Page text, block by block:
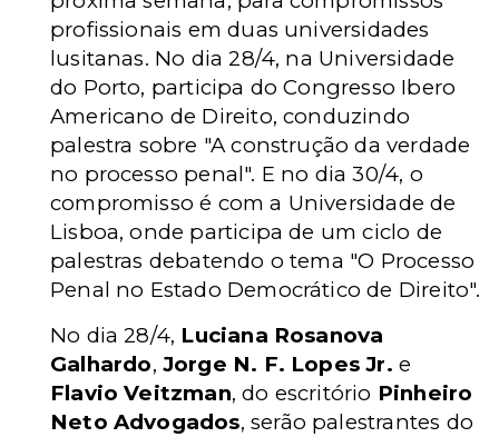
profissionais em duas universidades
lusitanas. No dia 28/4, na Universidade
do Porto, participa do Congresso Ibero
Americano de Direito, conduzindo
palestra sobre "A construção da verdade
no processo penal". E no dia 30/4, o
compromisso é com a Universidade de
Lisboa, onde participa de um ciclo de
palestras debatendo o tema "O Processo
Penal no Estado Democrático de Direito".
No dia 28/4, Luciana Rosanova
Galhardo, Jorge N. F. Lopes Jr. e
Flavio Veitzman, do escritório Pinheiro
Neto Advogados, serão palestrantes do